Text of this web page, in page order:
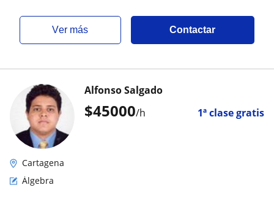
ver más Contactar
$45000/h 1ª clase gratis
Alfonso Salgado
Cartagena
Álgebra